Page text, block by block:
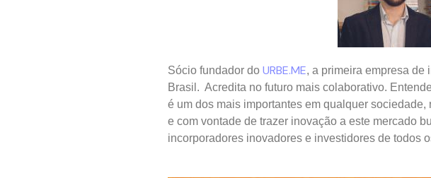
Sócio fundador do URBE.ME, a primeira empresa
Brasil. Acredita no futuro mais colaborativo.
é um dos mais importantes em qualquer sociedade,
e com vontade de trazer inovação a este mercado
incorporadores inovadores e investidores de todos